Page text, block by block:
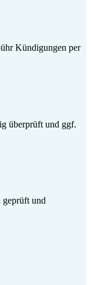
Kündigungen per
überprüft und ggf.
geprüft und